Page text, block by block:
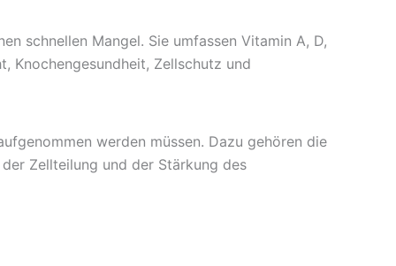
schnellen Mangel. Sie umfassen Vitamin A, D,
Knochengesundheit, Zellschutz und
werden müssen. Dazu gehören die
Zellteilung und der Stärkung des